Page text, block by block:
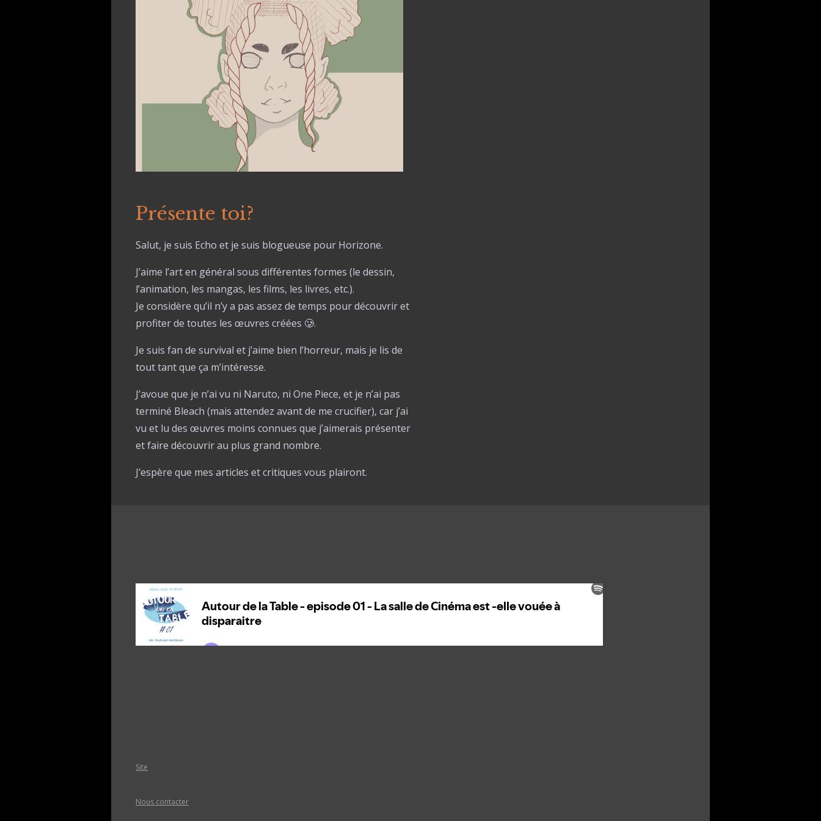
Présente toi?
Salut, je suis Echo et je suis blogueuse pour Horizone.
J’aime l’art en général sous différentes formes (le dessin,
l’animation, les mangas, les films, les livres, etc.).
Je considère qu’il n’y a pas assez de temps pour découvrir et
profiter de toutes les œuvres créées 🥲.
Je suis fan de survival et j’aime bien l’horreur, mais je lis de
tout tant que ça m’intéresse.
J’avoue que je n’ai vu ni Naruto, ni One Piece, et je n’ai pas
terminé Bleach (mais attendez avant de me crucifier), car j’ai
vu et lu des œuvres moins connues que j’aimerais présenter
et faire découvrir au plus grand nombre.
J’espère que mes articles et critiques vous plairont.
Site
Nous contacter